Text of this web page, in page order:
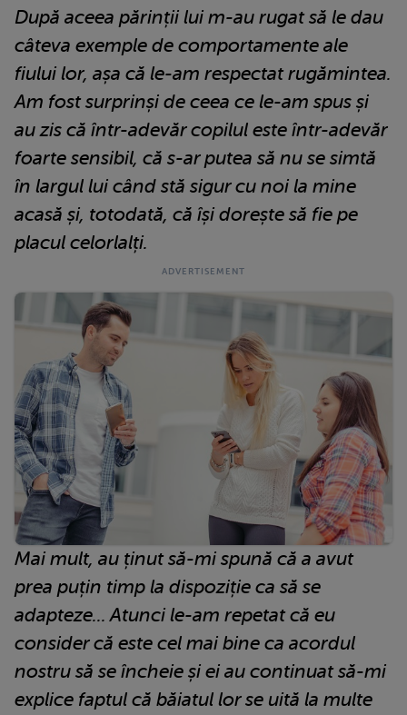
După aceea părinții lui m-au rugat să le dau
câteva exemple de comportamente ale
fiului lor, așa că le-am respectat rugămintea.
Am fost surprinși de ceea ce le-am spus și
au zis că într-adevăr copilul este într-adevăr
foarte sensibil, că s-ar putea să nu se simtă
în largul lui când stă sigur cu noi la mine
acasă și, totodată, că își dorește să fie pe
placul celorlalți.
Mai mult, au ținut să-mi spună că a avut
prea puțin timp la dispoziție ca să se
adapteze... Atunci le-am repetat că eu
consider că este cel mai bine ca acordul
nostru să se încheie și ei au continuat să-mi
explice faptul că băiatul lor se uită la multe